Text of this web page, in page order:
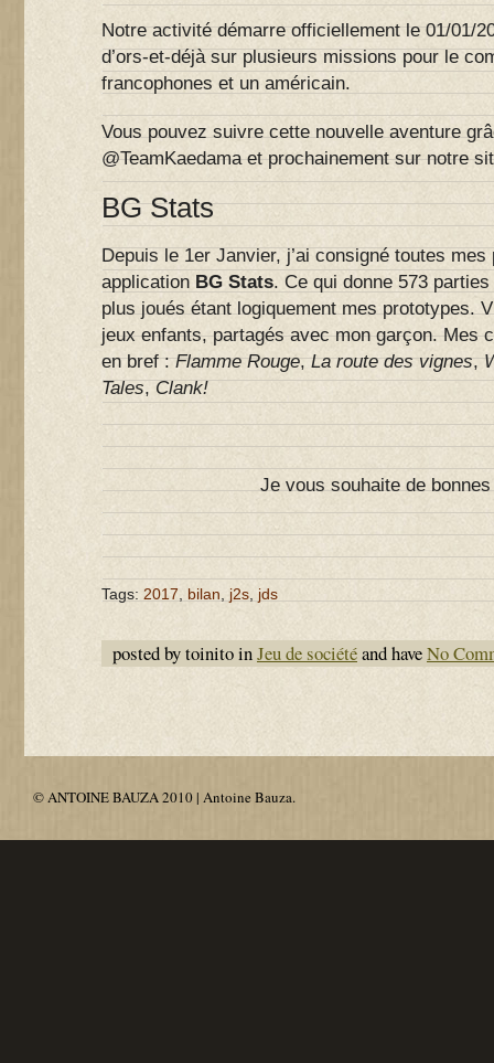
Notre activité démarre officiellement le 01/01/
d’ors-et-déjà sur plusieurs missions pour le
francophones et un américain.
Vous pouvez suivre cette nouvelle aventure
@TeamKaedama et prochainement sur notre
BG Stats
Depuis le 1er Janvier, j’ai consigné toutes mes
application BG Stats. Ce qui donne 573
plus joués étant logiquement mes prototypes.
jeux enfants, partagés avec mon garçon. Mes
en bref :Flamme Rouge,La route des vignes,
Tales,Clank!
Je vous souhaite de
Tags: 2017 bilan j2s jds
posted by toinito inJeu de sociétéand haveNo
© ANTOINE BAUZA 2010 | Antoine Bauza.